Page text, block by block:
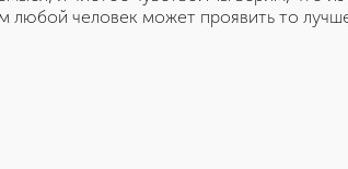
любой человек может проявить то